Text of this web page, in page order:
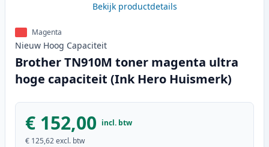
Bekijk productdetails
Magenta
Nieuw Hoog Capaciteit
Brother TN910M toner magenta ultra
hoge capaciteit (Ink Hero Huismerk)
€ 152,00 incl. btw
€ 125,62excl. btw